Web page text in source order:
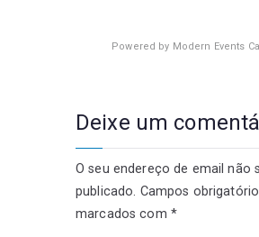
Powered by Modern Events
Deixe um
O seu endereço de email não
publicado. Campos
marcados com *